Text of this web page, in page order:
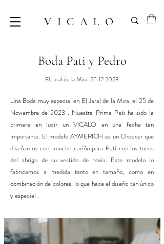
VICALO
Boda Pati y Pedro
El Jaral de la Mira 25.12.2023
Una Boda muy especial en El Jaral de la Mira, el 25 de
Noviembre de 2023 . Nuestra Prima Pati ha sido la
primera en lucir un VICALO en una fecha tan
importante. El modelo AYMERICH es un Chocker que
diseñamos con mucho cariño para Pati con los tonos
del abrigo de su vestido de novia. Este modelo lo
fabricamos a medida tanto en tamaño, como en
combinación de colores, lo que hace el diseño tan único
y especial .